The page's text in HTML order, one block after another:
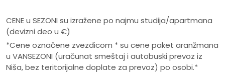
CENE u SEZONI su izražene po najmu studija/apartmana
(devizni deo u €)
*Cene označene zvezdicom * su cene paket aranžmana
u VANSEZONI (uračunat smeštaj i autobuski prevoz iz
Niša, bez teritorijalne doplate za prevoz) po osobi.*